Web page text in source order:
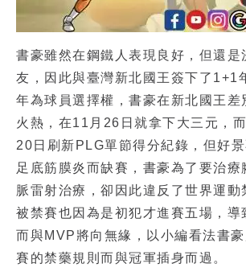
書豪雖然在鋼鐵人表現良好，但還是
友，因此與臺灣新北國王簽下了1+1
年為球員選擇權，書豪在新北國王差
火熱，在11月26日就拿下大三元，
20日刷新PLG單節得分紀錄，但好
足底筋膜炎而缺賽，書豪為了要治療
脈雷射治療，卻因此違反了世界運動
被禁賽也因為是初犯才進賽五場，導
而與MVP將向無緣，以小編看法書
賽的禁藥規則而與冠軍插身而過。